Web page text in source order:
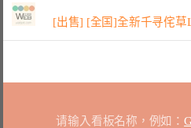
[出售] [全国]全新千寻侘草
请输入看板名称，例如：